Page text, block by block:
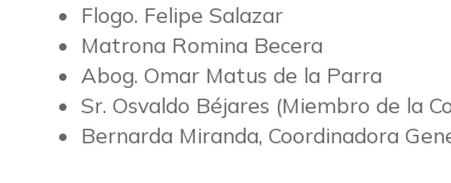
Flogo. Felipe Salazar
Matrona Romina Becera
Abog. Omar Matus de la Parra
Sr. Osvaldo Béjares (Miembro de la
Bernarda Miranda, Coordinadora